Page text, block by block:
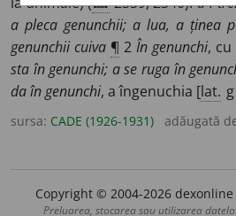
a pleca genunchii; a lua, a ținea
genunchii cuiva ¶ 2 În genunchi,
sta în genunchi; a se ruga în
da în genunchi, a îngenuchia [lat.
sursa: CADE (1926-1931) adăugată
Copyright © 2004-2026
Preluarea, stocarea sau utilizarea